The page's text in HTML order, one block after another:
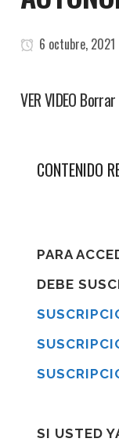
6 octubre, 2021
VER VIDEO
CONTENIDO
PARA
DEBE
SI USTED